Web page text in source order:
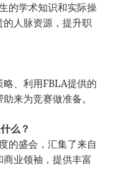
的学术知识和实际操
人脉资源，提升职
、利用FBLA提供的
来为竞赛做准备。
么？
的盛会，汇集了来自
业领袖，提供丰富